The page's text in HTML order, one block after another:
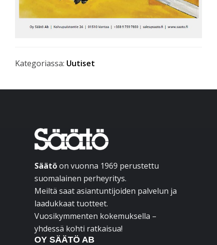
Kategoriassa: Uutiset
Footer
Säätöon vuonna 1969 perustettu
suomalainen perheyritys.
Meiltä saat asiantuntijoiden palvelun ja
laadukkaat tuotteet.
Vuosikymmenten kokemuksella –
yhdessä kohti ratkaisua!
OY SÄÄTÖ AB